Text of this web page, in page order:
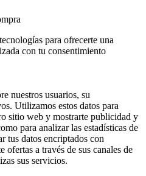
para ofrecerte una
con tu consentimiento
nuestros usuarios, su
Utilizamos estos datos para
sitio web y mostrarte publicidad y
para analizar las estadísticas de
tus datos encriptados con
ofertas a través de sus canales de
sus servicios.